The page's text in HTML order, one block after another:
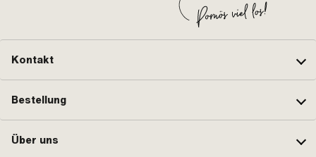
Kontakt
Bestellung
Über uns